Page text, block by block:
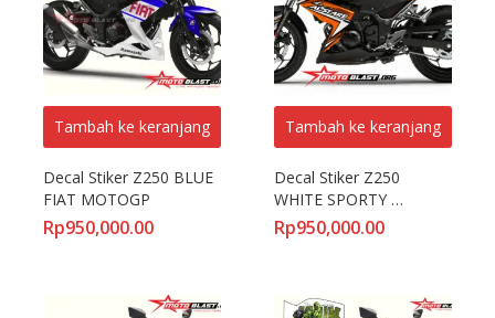
Tambah ke keranjang
Decal Stiker Z250 BLUE
FIAT MOTOGP
Rp950,000.00
Tambah ke keranjang
Decal Stiker Z250
WHITE SPORTY
ORANGE II
Rp950,000.00